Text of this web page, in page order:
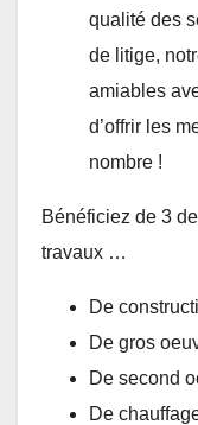
qualité des
de litige,
amiables
d’offrir les
nombre !
Bénéficiez de 3
travaux …
De
De gros
De second
De